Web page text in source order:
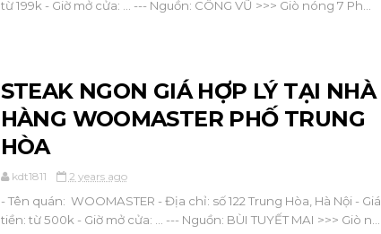
từ 199k - Giờ mở cửa: ... --- Nguồn: CÔNG VŨ >>> Giò nóng 7 Ph...
STEAK NGON GIÁ HỢP LÝ TẠI NHÀ
HÀNG WOOMASTER PHỐ TRUNG
HÒA
kdt1811 2 years ago
- Tên quán: WOOMASTER - Địa chỉ: số 122 Trung Hòa, Hà Nội - Giá
tiền: từ 500k - Giờ mở cửa: ... --- Nguồn: BÙI TUYẾT MAI >>> Giò n...